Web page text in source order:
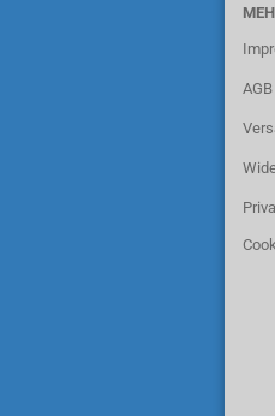
AGB